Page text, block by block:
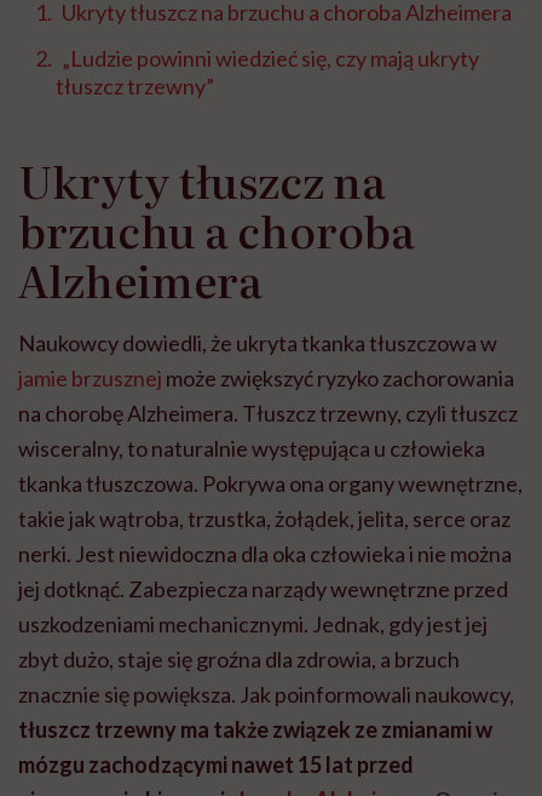
Ukryty tłuszcz na brzuchu a choroba Alzheimera
„Ludzie powinni wiedzieć się, czy mają ukryty
tłuszcz trzewny”
Ukryty tłuszcz na
brzuchu a choroba
Alzheimera
Naukowcy dowiedli, że ukryta tkanka tłuszczowa w
jamie brzusznej może zwiększyć ryzyko zachorowania
na chorobę Alzheimera. Tłuszcz trzewny, czyli tłuszcz
wisceralny, to naturalnie występująca u człowieka
tkanka tłuszczowa. Pokrywa ona organy wewnętrzne,
takie jak wątroba, trzustka, żołądek, jelita, serce oraz
nerki. Jest niewidoczna dla oka człowieka i nie można
jej dotknąć. Zabezpiecza narządy wewnętrzne przed
uszkodzeniami mechanicznymi. Jednak, gdy jest jej
zbyt dużo, staje się groźna dla zdrowia, a brzuch
znacznie się powiększa. Jak poinformowali naukowcy,
tłuszcz trzewny ma także związek ze zmianami w
mózgu zachodzącymi nawet 15 lat przed